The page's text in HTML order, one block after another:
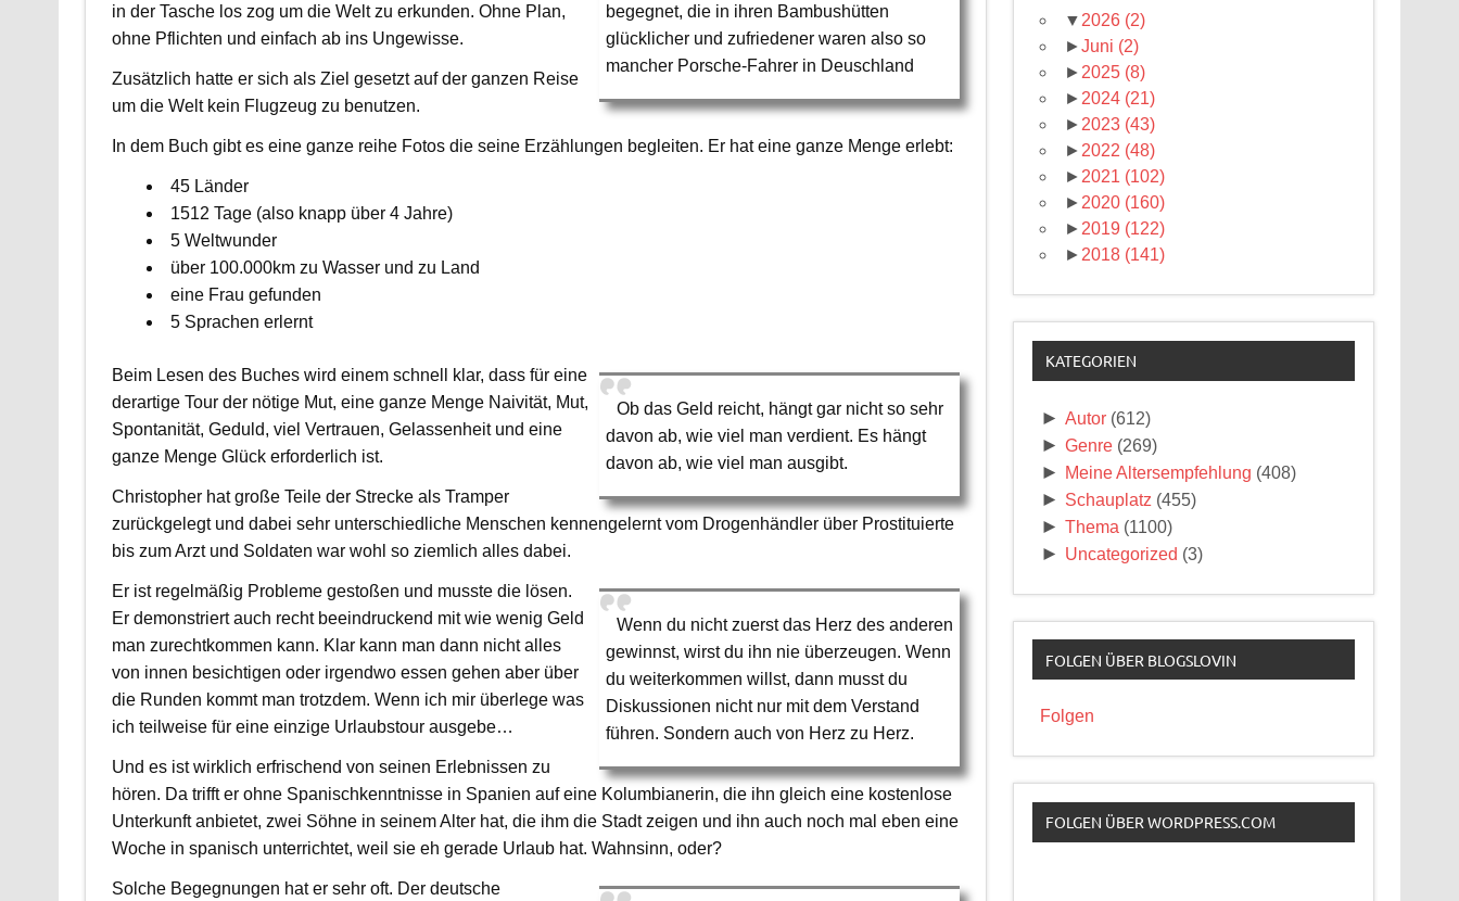
begegnet, die in ihren Bambushütten
glücklicher und zufriedener waren also so
mancher Porsche-Fahrer in Deuschland
in der Tasche los zog um die Welt zu erkunden. Ohne Plan,
ohne Pflichten und einfach ab ins Ungewisse.
Zusätzlich hatte er sich als Ziel gesetzt auf der ganzen Reise
um die Welt kein Flugzeug zu benutzen.
In dem Buch gibt es eine ganze reihe Fotos die seine Erzählungen begleiten. Er hat eine ganze Menge erlebt:
45 Länder
1512 Tage (also knapp über 4 Jahre)
5 Weltwunder
über 100.000km zu Wasser und zu Land
eine Frau gefunden
5 Sprachen erlernt
Ob das Geld reicht, hängt gar nicht so sehr
davon ab, wie viel man verdient. Es hängt
davon ab, wie viel man ausgibt.
Beim Lesen des Buches wird einem schnell klar, dass für eine
derartige Tour der nötige Mut, eine ganze Menge Naivität, Mut,
Spontanität, Geduld, viel Vertrauen, Gelassenheit und eine
ganze Menge Glück erforderlich ist.
Christopher hat große Teile der Strecke als Tramper
zurückgelegt und dabei sehr unterschiedliche Menschen kennengelernt vom Drogenhändler über Prostituierte
bis zum Arzt und Soldaten war wohl so ziemlich alles dabei.
Wenn du nicht zuerst das Herz des anderen
gewinnst, wirst du ihn nie überzeugen. Wenn
du weiterkommen willst, dann musst du
Diskussionen nicht nur mit dem Verstand
führen. Sondern auch von Herz zu Herz.
Er ist regelmäßig Probleme gestoßen und musste die lösen.
Er demonstriert auch recht beeindruckend mit wie wenig Geld
man zurechtkommen kann. Klar kann man dann nicht alles
von innen besichtigen oder irgendwo essen gehen aber über
die Runden kommt man trotzdem. Wenn ich mir überlege was
ich teilweise für eine einzige Urlaubstour ausgebe…
Und es ist wirklich erfrischend von seinen Erlebnissen zu
hören. Da trifft er ohne Spanischkenntnisse in Spanien auf eine Kolumbianerin, die ihn gleich eine kostenlose
Unterkunft anbietet, zwei Söhne in seinem Alter hat, die ihm die Stadt zeigen und ihn auch noch mal eben eine
Woche in spanisch unterrichtet, weil sie eh gerade Urlaub hat. Wahnsinn, oder?
Solche Begegnungen hat er sehr oft. Der deutsche
▼ 2026 (2)
►Juni (2)
► 2025 (8)
► 2024 (21)
► 2023 (43)
► 2022 (48)
► 2021 (102)
► 2020 (160)
► 2019 (122)
► 2018 (141)
KATEGORIEN
► Autor (612)
► Genre (269)
► Meine Altersempfehlung (408)
► Schauplatz (455)
► Thema (1100)
► Uncategorized (3)
FOLGEN ÜBER BLOGSLOVIN
Folgen
FOLGEN ÜBER WORDPRESS.COM